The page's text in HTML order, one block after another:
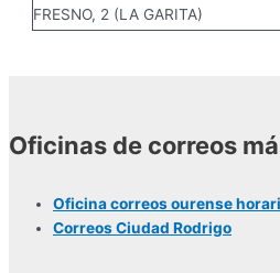
FRESNO, 2 (LA GARITA)
Oficinas de correos
Oficina correos ourense
Correos Ciudad Rodrigo